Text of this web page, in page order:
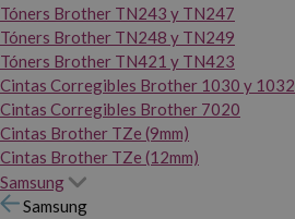
Tóners Brother TN243 y TN247
Tóners Brother TN248 y TN249
Tóners Brother TN421 y TN423
Cintas Corregibles Brother 1030 y 1032
Cintas Corregibles Brother 7020
Cintas Brother TZe (9mm)
Cintas Brother TZe (12mm)
Samsung
Samsung